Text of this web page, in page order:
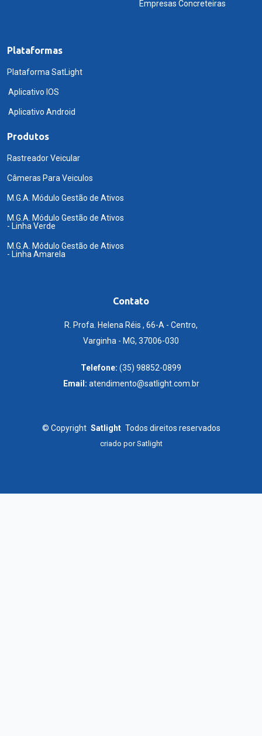
Empresas Concreteiras
Plataformas
Plataforma SatLight
Aplicativo IOS
Aplicativo Android
Produtos
Rastreador Veicular
Câmeras Para Veiculos
M.G.A. Módulo Gestão de Ativos
M.G.A. Módulo Gestão de Ativos
- Linha Verde
M.G.A. Módulo Gestão de Ativos
- Linha Amarela
Contato
R. Profa. Helena Réis , 66-A - Centro,
Varginha - MG, 37006-030
Telefone: (35) 98852-0899
Email: atendimento@satlight.com.br
© Copyright Satlight Todos direitos reservados
criado porSatlight